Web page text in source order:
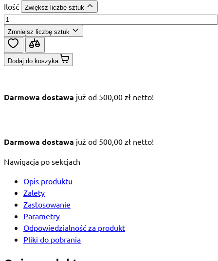
Ilość Zwiększ liczbę sztuk
Zmniejsz liczbę sztuk
Dodaj do koszyka
Darmowa dostawa już od 500,00 zł netto!
Darmowa dostawa już od 500,00 zł netto!
Nawigacja po sekcjach
Opis produktu
Zalety
Zastosowanie
Parametry
Odpowiedzialność za produkt
Pliki do pobrania